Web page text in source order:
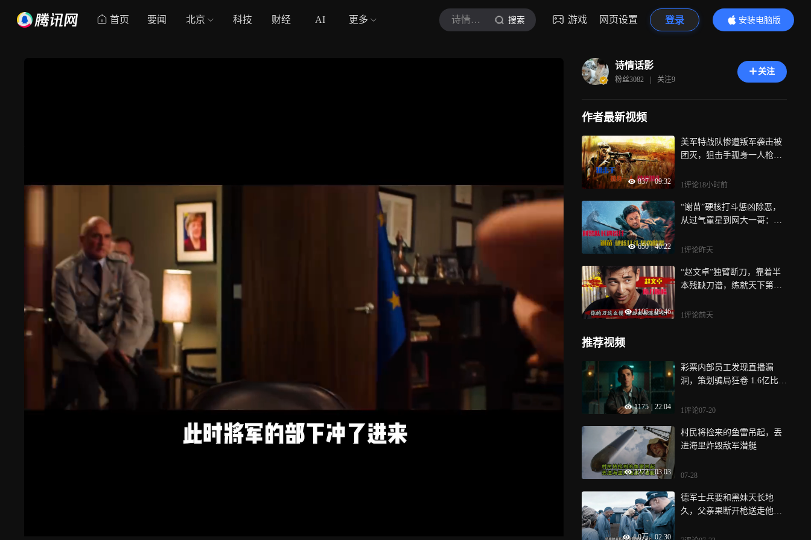
首页 要闻 北京 科技 财经 AI 更多 诗情话影 搜索 游戏 网页设置 登录
安装电脑版
内容更精彩
诗情话影
粉丝3082 | 关注9
关注
作者最新视频
837 | 09:32
美军特战队惨遭叛军袭击被
团灭，狙击手孤身一人枪枪
1评论18小时前
650 | 40:22
“谢苗”硬核打斗惩凶除恶，
从过气童星到网大一哥：一
1评论昨天
1105 | 09:46
“赵文卓”独臂断刀，靠着半
本残缺刀谱，练就天下第一
1评论前天
推荐视频
1175 22:04
彩票内部员工发现直播漏
洞，策划骗局狂卷 1.6亿比索
1评论07-20
1222 | 03:03
村民将捡来的鱼雷吊起，丢
进海里炸毁敌军潜艇
07-28
4.0万 | 02:30
德军士兵要和黑妹天长地
久，父亲果断开枪送走他！